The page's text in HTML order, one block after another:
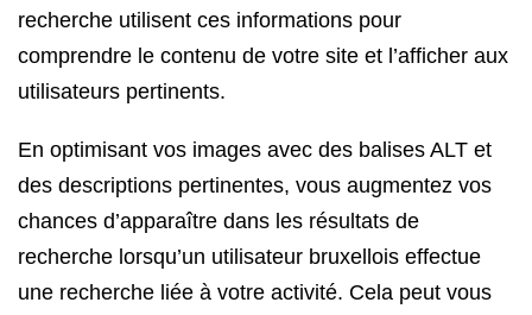
recherche utilisent ces informations pour
comprendre le contenu de votre site et l’afficher aux
utilisateurs pertinents.
En optimisant vos images avec des balises ALT et
des descriptions pertinentes, vous augmentez vos
chances d’apparaître dans les résultats de
recherche lorsqu’un utilisateur bruxellois effectue
une recherche liée à votre activité. Cela peut vous